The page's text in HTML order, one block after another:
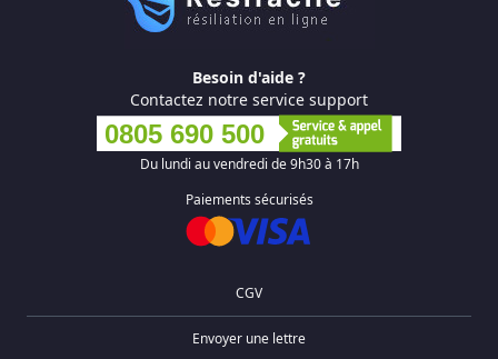
Besoin d'aide ?
Contactez notre service support
0805 690 500
Du lundi au vendredi de 9h30 à 17h
Paiements sécurisés
CGV
Envoyer une lettre